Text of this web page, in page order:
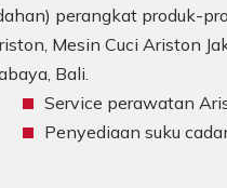
perangkat produk-
Mesin Cuci Ariston
Bali.
Service perawatan
Penyediaan suku